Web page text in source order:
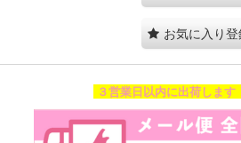
お気に入り登
３営業日以内に出荷します